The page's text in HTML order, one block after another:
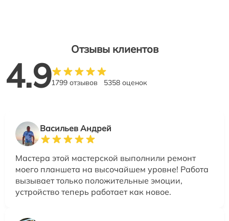
Отзывы клиентов
4.91799 отзывов 5358 оценок
Васильев Андрей
Мастера этой мастерской выполнили ремонт
моего планшета на высочайшем уровне! Работа
вызывает только положительные эмоции,
устройство теперь работает как новое.